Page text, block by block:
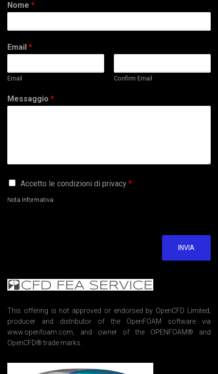
Nome *
Email *
Email Confirm Email
Messaggio *
G
P
e
n
*
Accetto le condizioni di privacy *
Nota Informativa
INVIA
This offering is not approved or endorsed by OpenCFD Limited,
producer and distributor of the OpenFOAM software via
www.openfoam.com, and owner of the OPENFOAM® and
OpenCFD® trade marks.